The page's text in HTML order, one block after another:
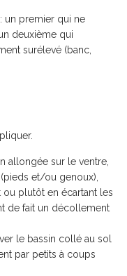
un premier qui ne
deuxième qui
surélevé (banc,
allongée sur le ventre,
et/ou genoux),
plutôt en écartant les
de fait un décollement
le bassin collé au sol
par petits à coups